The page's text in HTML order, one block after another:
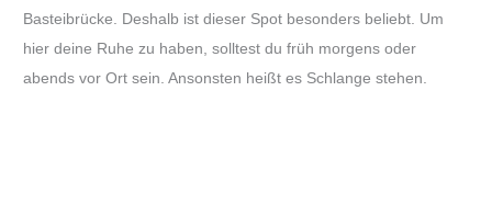
Basteibrücke. Deshalb ist dieser Spot besonders beliebt. Um
hier deine Ruhe zu haben, solltest du früh morgens oder
abends vor Ort sein. Ansonsten heißt es Schlange stehen.